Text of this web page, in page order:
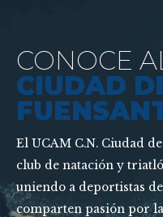
CONOCE
CIUDAD
El UCAM C.N. Ciudad
club de natación y
uniendo a deportistas
comparten pasión por